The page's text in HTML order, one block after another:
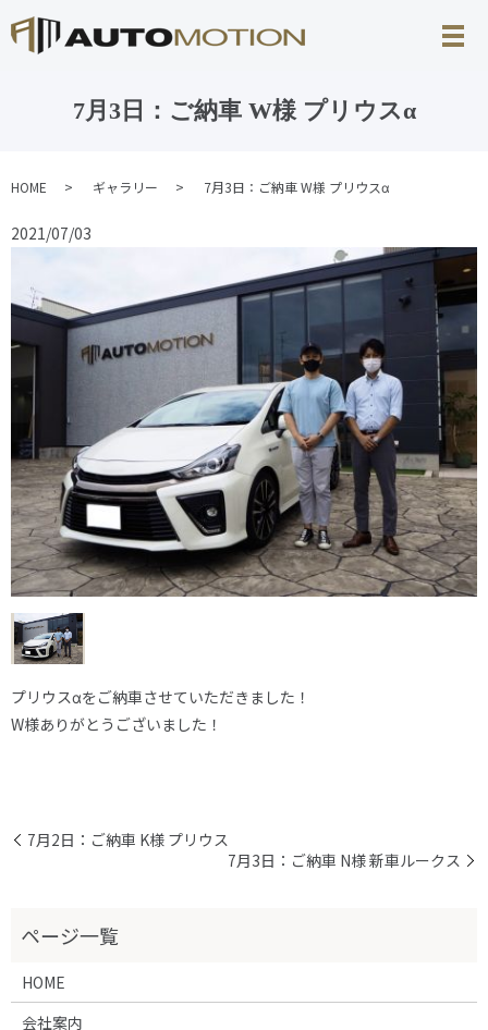
7月3日：ご納車 W様 プリウスα
HOME ギャラリー 7月3日：ご納車 W様 プリウスα
2021/07/03
プリウスαをご納車させていただきました！
W様ありがとうございました！
7月2日：ご納車 K様 プリウス
7月3日：ご納車 N様 新車ルークス
HOME
会社案内